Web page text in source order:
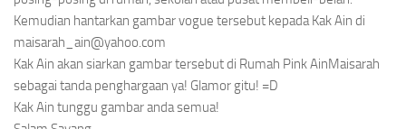
Kemudian hantarkan gambarvogue tersebut kepada Kak Ain di
maisarah_ain@yahoo.com
Kak Ain akan siarkan gambar tersebut di Rumah Pink AinMaisarah
sebagai tanda penghargaan ya! Glamor gitu! =D
Kak Ain tunggu gambar anda semua!